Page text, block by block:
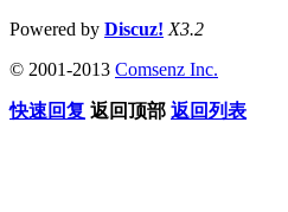
Powered by Discuz! X3.2
© 2001-2013 Comsenz Inc.
快速回复 返回顶部 返回列表